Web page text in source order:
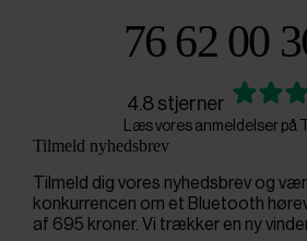
76 62 00
4.8 stjerner
Læs vores anmeldelser på
Tilmeld nyhedsbrev
Tilmeld dig vores nyhedsbrev og
konkurrencen om et Bluetooth
af 695 kroner. Vi trækker en ny